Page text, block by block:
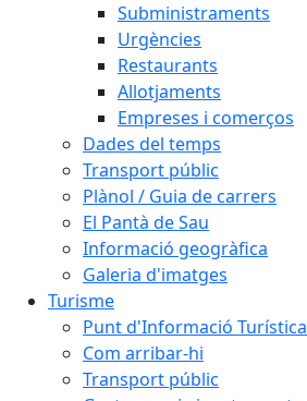
Subministraments
Urgències
Restaurants
Allotjaments
Empreses i comerços
Dades del temps
Transport públic
Plànol / Guia de carrers
El Pantà de Sau
Informació geogràfica
Galeria d'imatges
Turisme
Punt d'Informació Turística
Com arribar-hi
Transport públic